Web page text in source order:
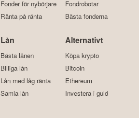
Fonder för nybörjare
Ränta på ränta
Fondrobotar
Bästa fonderna
Lån
Bästa lånen
Billiga lån
Lån med låg ränta
Samla lån
Alternativt
Köpa krypto
Bitcoin
Ethereum
Investera i guld